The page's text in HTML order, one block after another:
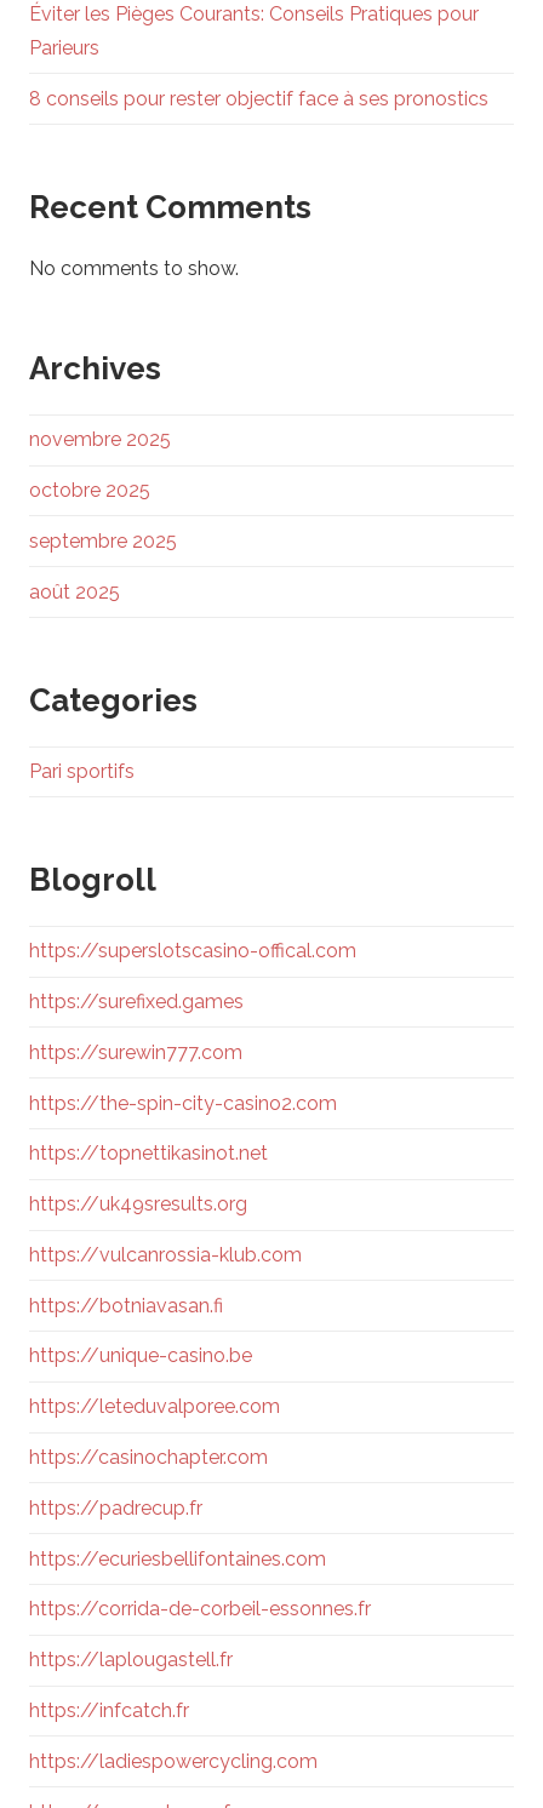
Éviter les Pièges Courants: Conseils Pratiques pour
Parieurs
8 conseils pour rester objectif face à ses pronostics
Recent Comments
No comments to show.
Archives
novembre 2025
octobre 2025
septembre 2025
août 2025
Categories
Pari sportifs
Blogroll
https://superslotscasino-offical.com
https://surefixed.games
https://surewin777.com
https://the-spin-city-casino2.com
https://topnettikasinot.net
https://uk49sresults.org
https://vulcanrossia-klub.com
https://botniavasan.fi
https://unique-casino.be
https://leteduvalporee.com
https://casinochapter.com
https://padrecup.fr
https://ecuriesbellifontaines.com
https://corrida-de-corbeil-essonnes.fr
https://laplougastell.fr
https://infcatch.fr
https://ladiespowercycling.com